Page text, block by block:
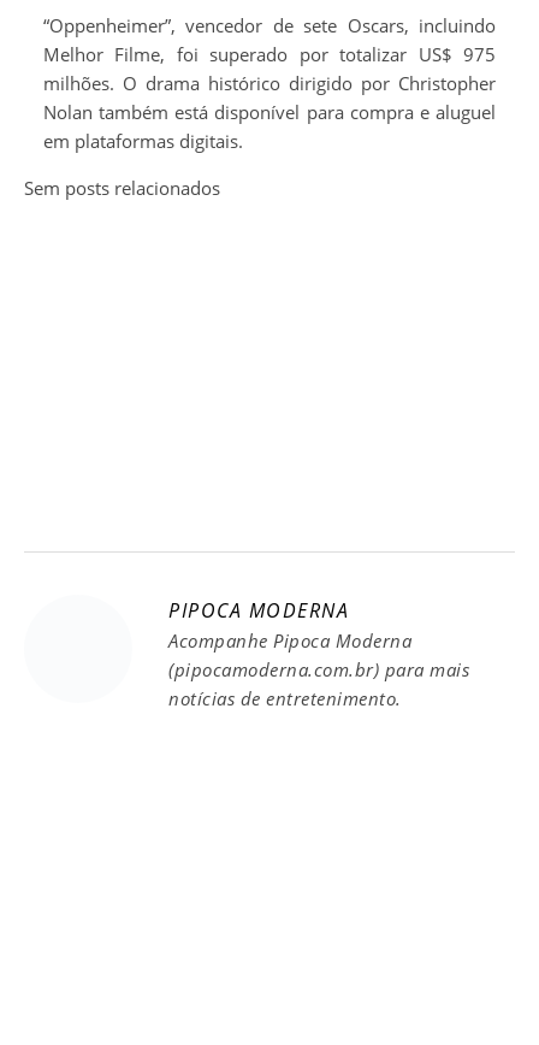
“Oppenheimer”, vencedor de sete Oscars, incluindo
Melhor Filme, foi superado por totalizar US$ 975
milhões. O drama histórico dirigido por Christopher
Nolan também está disponível para compra e aluguel
em plataformas digitais.
Sem posts relacionados
PIPOCA MODERNA
Acompanhe Pipoca Moderna
(pipocamoderna.com.br) para mais
notícias de entretenimento.